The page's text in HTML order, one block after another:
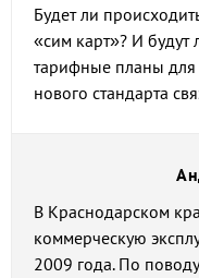
Будет ли
«сим карт»? И
тарифные планы для
нового стандарта
В Краснодарском
коммерческую
2009 года. По